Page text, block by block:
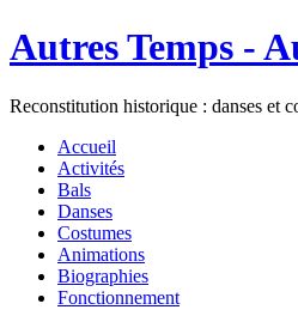
Autres Temps -
Reconstitution historique : danses et
Accueil
Activités
Bals
Danses
Costumes
Animations
Biographies
Fonctionnement